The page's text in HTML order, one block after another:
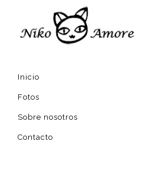
Inicio
Fotos
Sobre nosotros
Contacto